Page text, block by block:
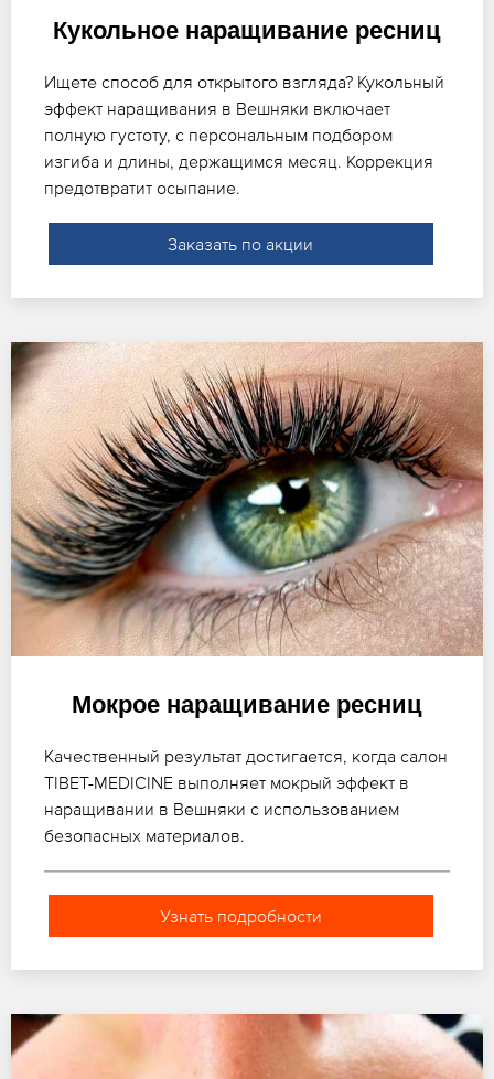
Кукольное наращивание ресниц
Ищете способ для открытого взгляда? Кукольный
эффект наращивания в Вешняки включает
полную густоту, с персональным подбором
изгиба и длины, держащимся месяц. Коррекция
предотвратит осыпание.
Заказать по акции
Мокрое наращивание ресниц
Качественный результат достигается, когда салон
TIBET-MEDICINE выполняет мокрый эффект в
наращивании в Вешняки с использованием
безопасных материалов.
Узнать подробности